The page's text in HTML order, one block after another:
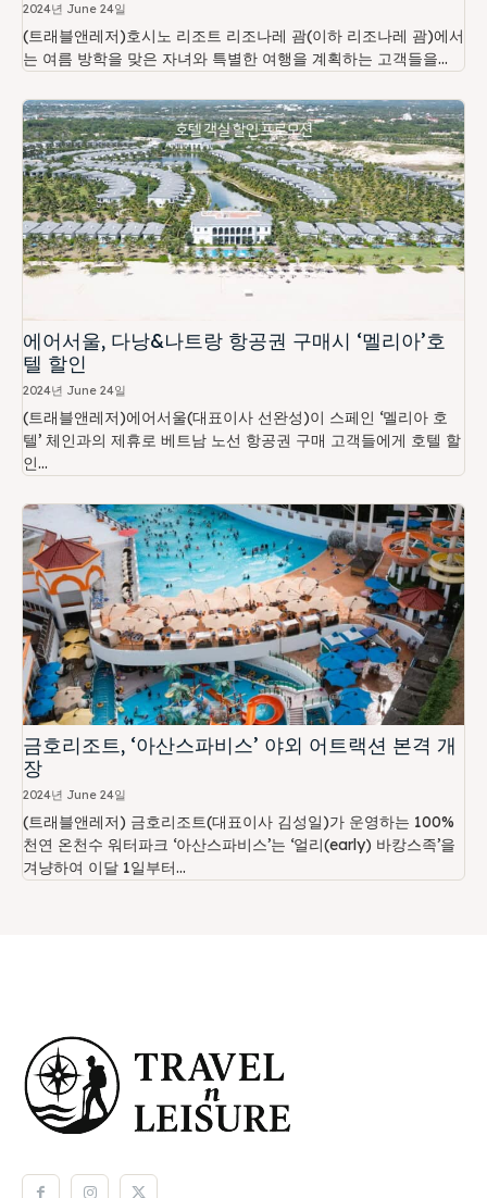
2024년 June 24일
(트래블앤레저)호시노 리조트 리조나레 괌(이하 리조나레 괌)에서
는 여름 방학을 맞은 자녀와 특별한 여행을 계획하는 고객들을...
에어서울, 다낭&나트랑 항공권 구매시 ‘멜리아’호
텔 할인
2024년 June 24일
(트래블앤레저)에어서울(대표이사 선완성)이 스페인 ‘멜리아 호
텔’ 체인과의 제휴로 베트남 노선 항공권 구매 고객들에게 호텔 할
인...
금호리조트, ‘아산스파비스’ 야외 어트랙션 본격 개
장
2024년 June 24일
(트래블앤레저) 금호리조트(대표이사 김성일)가 운영하는 100%
천연 온천수 워터파크 ‘아산스파비스’는 ‘얼리(early) 바캉스족’을
겨냥하여 이달 1일부터...